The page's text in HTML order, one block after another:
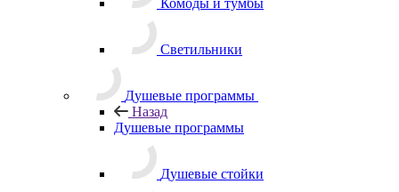
Комоды и тумбы
Светильники
Душевые программы
Назад
Душевые программы
Душевые стойки